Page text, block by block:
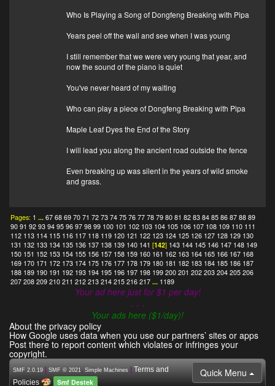
Who Is Playing a Song of Dongfeng Breaking with Pipa
Years peel off the wall and see when I was young
I still remember that we were very young that year, and
now the sound of the piano is quiet
You've never heard of my waiting
Who can play a piece of Dongfeng Breaking with Pipa
Maple Leaf Dyes the End of the Story
I will lead you along the ancient road outside the fence
Even breaking up was silent in the years of wild smoke
and grass.
Pages: 1 ...67 68 69 70 71 72 73 74 75 76 77 78 79 80 81 82 83 84 85 86 87 88 89
90 91 92 93 94 95 96 97 98 99 100 101 102 103 104 105 106 107 108 109 110 111
112 113 114 115 116 117 118 119 120 121 122 123 124 125 126 127 128 129 130
131 132 133 134 135 136 137 138 139 140 141 [142] 143 144 145 146 147 148 149
150 151 152 153 154 155 156 157 158 159 160 161 162 163 164 165 166 167 168
169 170 171 172 173 174 175 176 177 178 179 180 181 182 183 184 185 186 187
188 189 190 191 192 193 194 195 196 197 198 199 200 201 202 203 204 205 206
207 208 209 210 211 212 213 214 215 216 217 ... 1189
Your ad here just for $1 per day!
- - -
Your ads here ($1/day)!
About the privacy policy
How Google uses data when you use our partners’ sites or apps
Post there to report content which violates or infringes your
copyright.
Quick Menu
SMF 2.0.19 | SMF © 2021 Simple Machines | Terms and
Policies
Smf Destek